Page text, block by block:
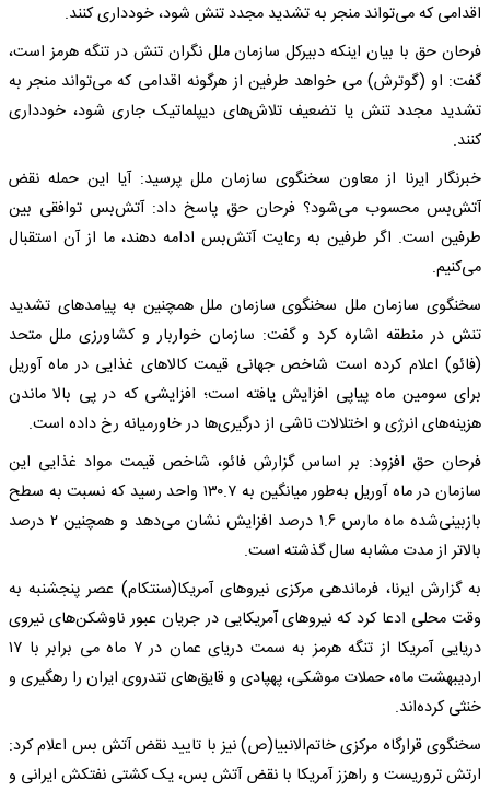
اقدامی که می‌تواند منجر به تشدید مجدد تنش شود، خودداری کنند.
فرحان حق با بیان اینکه دبیرکل سازمان ملل نگران تنش در تنگه هرمز است،
گفت: او (گوترش) می خواهد طرفین از هرگونه اقدامی که می‌تواند منجر به
تشدید مجدد تنش یا تضعیف تلاش‌های دیپلماتیک جاری شود، خودداری
کنند.
خبرنگار ایرنا از معاون سخنگوی سازمان ملل پرسید: آیا این حمله نقض
آتش‌بس محسوب می‌شود؟ فرحان حق پاسخ داد: آتش‌بس توافقی بین
طرفین است. اگر طرفین به رعایت آتش‌بس ادامه دهند، ما از آن استقبال
می‌کنیم.
سخنگوی سازمان ملل سخنگوی سازمان ملل همچنین به پیامدهای تشدید
تنش در منطقه اشاره کرد و گفت: سازمان خواربار و کشاورزی ملل متحد
(فائو) اعلام کرده است شاخص جهانی قیمت کالاهای غذایی در ماه آوریل
برای سومین ماه پیاپی افزایش یافته است؛ افزایشی که در پی بالا ماندن
هزینه‌های انرژی و اختلالات ناشی از درگیری‌ها در خاورمیانه رخ داده است.
فرحان حق افزود: بر اساس گزارش فائو، شاخص قیمت مواد غذایی این
سازمان در ماه آوریل به‌طور میانگین به ۱۳۰.۷ واحد رسید که نسبت به سطح
بازبینی‌شده ماه مارس ۱.۶ درصد افزایش نشان می‌دهد و همچنین ۲ درصد
بالاتر از مدت مشابه سال گذشته است.
به گزارش ایرنا، فرماندهی مرکزی نیروهای آمریکا(سنتکام) عصر پنجشنبه به
وقت محلی ادعا کرد که نیروهای آمریکایی در جریان عبور ناوشکن‌های نیروی
دریایی آمریکا از تنگه هرمز به سمت دریای عمان در ۷ ماه می برابر با ۱۷
اردیبهشت ماه، حملات موشکی، پهپادی و قایق‌های تندروی ایران را رهگیری و
خنثی کرده‌اند.
سخنگوی قرارگاه مرکزی خاتم‌الانبیا(ص) نیز با تایید نقض آتش بس اعلام کرد:
ارتش تروریست و راهزز آمریکا با نقض آتش بس، یک کشتی نفتکش ایرانی و